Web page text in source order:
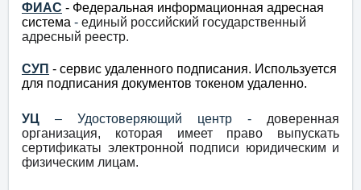
ФИАС - Федеральная информационная адресная
система - единый российский государственный
адресный реестр.
СУП - сервис удаленного подписания. Используется
для подписания документов токеном удаленно.
УЦ – Удостоверяющий центр - доверенная
организация, которая имеет право выпускать
сертификаты электронной подписи юридическим и
физическим лицам.